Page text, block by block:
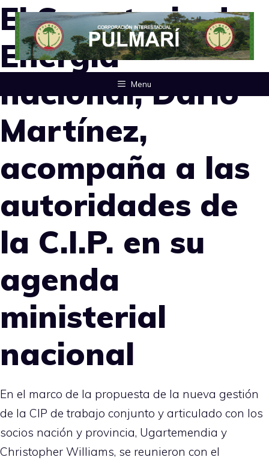
Saltar
al
contenido
Menu
El Secretario de
Energía
nacional, Darío
Martínez,
acompaña a las
autoridades de
la C.I.P. en su
agenda
ministerial
nacional
En el marco de la propuesta de la nueva gestión
de la CIP de trabajo conjunto y articulado con los
socios nación y provincia, Ugartemendia y
Christopher Williams, se reunieron con el